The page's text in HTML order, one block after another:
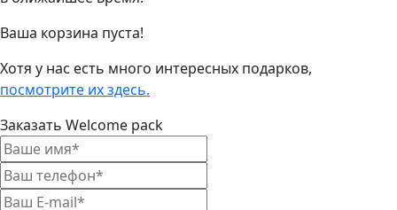
Ваша корзина пуста!
Хотя у нас есть много интересных подарков,
посмотрите их здесь.
Заказать Welcome pack